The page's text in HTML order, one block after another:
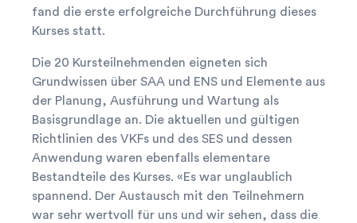
fand die erste erfolgreiche Durchführung dieses
Kurses statt.
Die 20 Kursteilnehmenden eigneten sich
Grundwissen über SAA und ENS und Elemente aus
der Planung, Ausführung und Wartung als
Basisgrundlage an. Die aktuellen und gültigen
Richtlinien des VKFs und des SES und dessen
Anwendung waren ebenfalls elementare
Bestandteile des Kurses. «Es war unglaublich
spannend. Der Austausch mit den Teilnehmern
war sehr wertvoll für uns und wir sehen, dass die